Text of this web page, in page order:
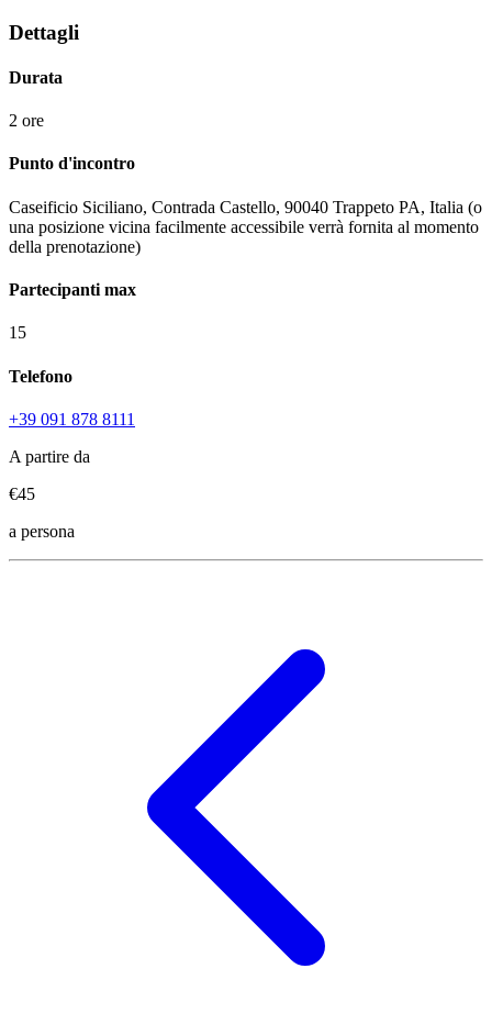
Dettagli
Durata
2 ore
Punto d'incontro
Caseificio Siciliano, Contrada Castello, 90040 Trappeto PA, Italia (o
una posizione vicina facilmente accessibile verrà fornita al momento
della prenotazione)
Partecipanti max
15
Telefono
+39 091 878 8111
A partire da
€45
a persona